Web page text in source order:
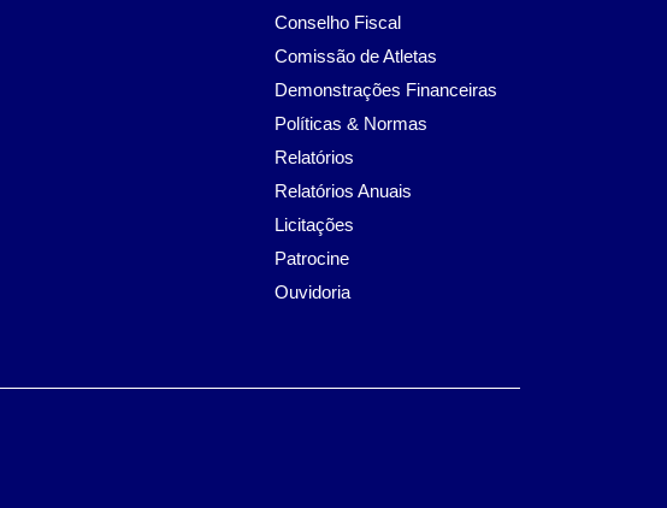
Conselho Fiscal
Comissão de Atletas
Demonstrações Financeiras
Políticas & Normas
Relatórios
Relatórios Anuais
Licitações
Patrocine
Ouvidoria